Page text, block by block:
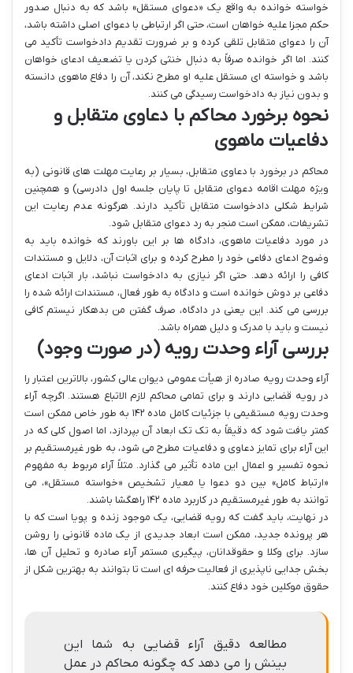
خواسته خوانده به واقع یک «دعوای مستقل» باشد که به دنبال صدور
حکم مجزا علیه خواهان است، حتی اگر ارتباطی با دعوای اصلی داشته باشد،
آن را دعوای متقابل تلقی کرده و بر ضرورت تقدیم دادخواست تأکید می
کنند. اما اگر خوانده صرفاً به دنبال خنثی کردن یا تضعیف ادعای خواهان
باشد و خواسته ای مستقل علیه او مطرح نکند، آن را دفاع ماهوی دانسته
و بدون نیاز به دادخواست رسیدگی می کنند.
نحوه برخورد محاکم با دعاوی متقابل و
دفاعیات ماهوی
محاکم در برخورد با دعاوی متقابل، بسیار بر رعایت مهلت های قانونی (به
ویژه مهلت اقامه دعوای متقابل تا پایان جلسه اول دادرسی) و همچنین
شرایط شکلی دادخواست متقابل تأکید دارند. هرگونه عدم رعایت این
تشریفات، ممکن است منجر به رد دعوای متقابل شود.
در مورد دفاعیات ماهوی، دادگاه ها بر این باورند که خوانده باید به
وضوح ادعای دفاعی خود را مطرح کرده و برای اثبات آن، دلایل و مستندات
کافی را ارائه دهد. حتی اگر نیازی به دادخواست نباشد، بار اثبات ادعای
دفاعی بر دوش خوانده است و دادگاه به طور فعال، مستندات ارائه شده را
بررسی می کند. این یعنی در دادگاه، صرف گفتن من بدهکار نیستم کافی
نیست و باید با مدرک و دلیل همراه باشد.
بررسی آراء وحدت رویه (در صورت وجود)
آراء وحدت رویه صادره از هیأت عمومی دیوان عالی کشور، بالاترین اعتبار را
در رویه قضایی دارند و برای تمامی محاکم لازم الاتباع هستند. اگرچه آراء
وحدت رویه مستقیمی با جزئیات کامل ماده ۱۴۲ به طور خاص ممکن است
کمتر یافت شود که دقیقاً به تک تک ابعاد آن بپردازد، اما اصول کلی که در
این آراء برای تمایز دعاوی و دفاعیات مطرح می شود، به طور غیرمستقیم بر
نحوه تفسیر و اعمال این ماده تأثیر می گذارد. مثلاً آراء مربوط به مفهوم
«ارتباط کامل» بین دو دعوا یا معیار تشخیص «خواسته مستقل»، می
توانند به طور غیرمستقیم در کاربرد ماده ۱۴۲ راهگشا باشند.
در نهایت، باید گفت که رویه قضایی، یک موجود زنده و پویا است که با
هر پرونده جدید، ممکن است ابعاد جدیدی از یک ماده قانونی را روشن
سازد. برای وکلا و حقوقدانان، پیگیری مستمر آراء صادره و تحلیل آن ها،
بخش جدایی ناپذیری از فعالیت حرفه ای است تا بتوانند به بهترین شکل از
حقوق موکلین خود دفاع کنند.
مطالعه دقیق آراء قضایی به شما این
بینش را می دهد که چگونه محاکم در عمل